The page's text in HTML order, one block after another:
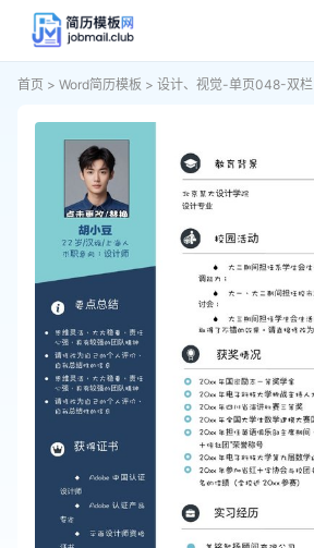
首页 > Word简历模板 > 设计、视觉-单页048-双栏